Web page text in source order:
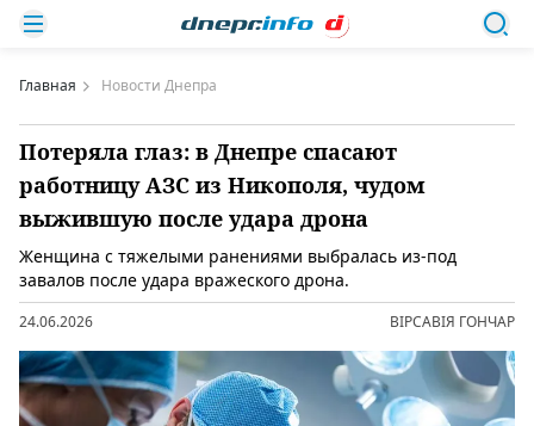
Главная Новости Днепра
Потеряла глаз: в Днепре спасают
работницу АЗС из Никополя, чудом
выжившую после удара дрона
Женщина с тяжелыми ранениями выбралась из-под
завалов после удара вражеского дрона.
24.06.2026 ВІРСАВІЯ ГОНЧАР